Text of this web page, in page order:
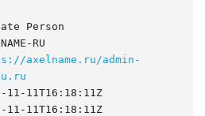
Person
RU
axelname.ru/admin-
11T16:18:11Z
11T16:18:11Z